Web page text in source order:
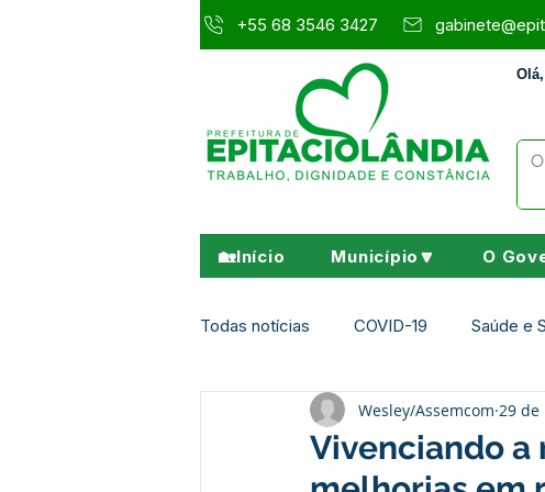
+55 68 3546 3427
🏡Início Município🔽 O
Todas notícias COVID-19 Saúde e
Agricultura e Meio Ambiente
Vivenciando
Wesley/Assemcom 29 de